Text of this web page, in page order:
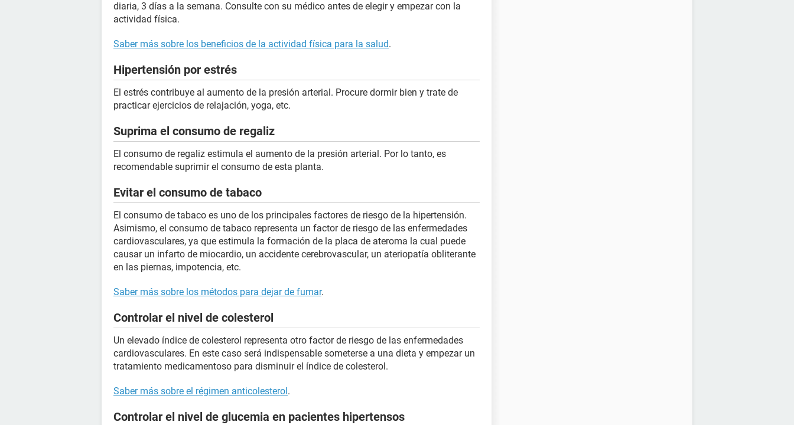
diaria, 3 días a la semana. Consulte con su médico antes de elegir y empezar con la
actividad física.
Saber más sobre los beneficios de la actividad física para la salud.
Hipertensión por estrés
El estrés contribuye al aumento de la presión arterial. Procure dormir bien y trate de
practicar ejercicios de relajación, yoga, etc.
Suprima el consumo de regaliz
El consumo de regaliz estimula el aumento de la presión arterial. Por lo tanto, es
recomendable suprimir el consumo de esta planta.
Evitar el consumo de tabaco
El consumo de tabaco es uno de los principales factores de riesgo de la hipertensión.
Asimismo, el consumo de tabaco representa un factor de riesgo de las enfermedades
cardiovasculares, ya que estimula la formación de la placa de ateroma la cual puede
causar un infarto de miocardio, un accidente cerebrovascular, un ateriopatía obliterante
en las piernas, impotencia, etc.
Saber más sobre los métodos para dejar de fumar.
Controlar el nivel de colesterol
Un elevado índice de colesterol representa otro factor de riesgo de las enfermedades
cardiovasculares. En este caso será indispensable someterse a una dieta y empezar un
tratamiento medicamentoso para disminuir el índice de colesterol.
Saber más sobre el régimen anticolesterol.
Controlar el nivel de glucemia en pacientes hipertensos